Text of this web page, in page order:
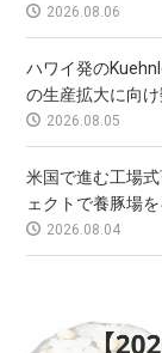
2026.08.06
ハワイ発の
の生産拡大に向け
2026.08.05
米国で進む工場
ェクトで養豚場を
2026.08.04